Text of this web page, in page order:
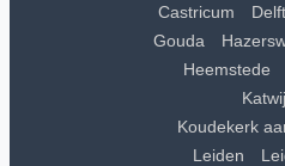
Castricum
Delft
Gouda
Heemstede
Koudekerk
Leiden